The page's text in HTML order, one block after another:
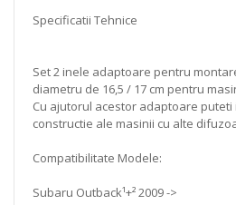
Specificatii Tehnice
Set 2 inele adaptoare pentru
diametru de 16,5 / 17 cm pentru
Cu ajutorul acestor adaptoare
constructie ale masinii cu alte
Compatibilitate Modele:
Subaru Outback¹+² 2009 ->